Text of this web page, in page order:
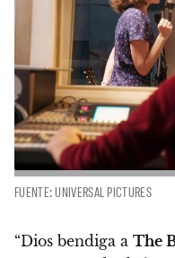
FUENTE: UNIVERSAL PICTURES
“Dios bendiga a The